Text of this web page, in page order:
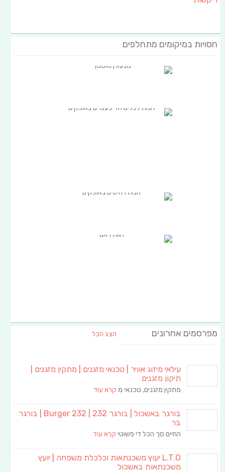
חסויות במיקומים מתחלפים
מפרסמים אחרונים הצג הכל
עילאי מיזוג אוויר | טכנאי מזגנים | מתקין מזגנים |
תיקון מזגנים
מתקין מזגנים, טכנאי מ קרא עוד
בורגר באשכול | בורגר 232 | Burger 232 | בורגר
בר
החיים סך הכל די פשוטי קרא עוד
L.T.O יעוץ משכנתאות וכלכלת משפחה | יועץ
משכנתאות באשכול